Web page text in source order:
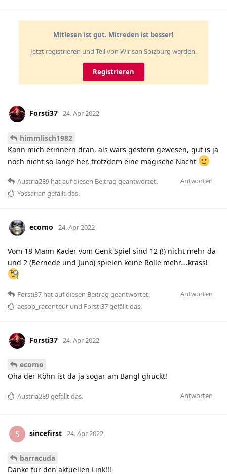
Mitlesen ist gut. Mitreden ist besser!
Jetzt registrieren und Teil von Wir san Soizburg werden.
Registrieren
Forsti37 24. Apr 2022
himmlisch1982
Kann mich erinnern dran, als wärs gestern gewesen, gut is ja
noch nicht so lange her, trotzdem eine magische Nacht
Antworten
Austria289 hatauf diesen Beitrag geantwortet.
Yossarian gefällt das.
ecomo 24. Apr 2022
Vom 18 Mann Kader vom Genk Spiel sind 12 (!) nicht mehr da
und 2 (Bernede und Juno) spielen keine Rolle mehr….krass!
Antworten
Forsti37 hatauf diesen Beitrag geantwortet.
aesop_raconteur und Forsti37gefällt das.
Forsti37 24. Apr 2022
ecomo
Oha der Köhn ist da ja sogar am Bangl ghuckt!
Antworten
Austria289gefällt das.
S sincefirst 24. Apr 2022
barracuda
Danke für den aktuellen Link!!!